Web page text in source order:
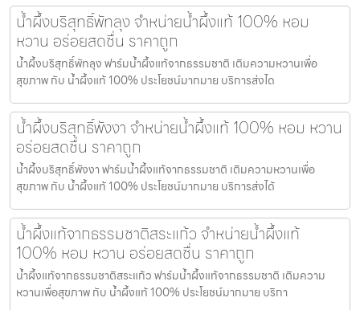
น้ำผึ้งบริสุทธิ์พัทลุง จำหน่ายน้ำผึ้งแท้ 100% หอม
หวาน อร่อยสดชื่น ราคาถูก
น้ำผึ้งบริสุทธิ์พัทลุง ฟาร์มน้ำผึ้งแท้จากธรรมชาติ เติมความหวานเพื่อ
สุขภาพ กับ น้ำผึ้งแท้ 100% ประโยชน์มากมาย บริการส่งได
น้ำผึ้งบริสุทธิ์พังงา จำหน่ายน้ำผึ้งแท้ 100% หอม หวาน
อร่อยสดชื่น ราคาถูก
น้ำผึ้งบริสุทธิ์พังงา ฟาร์มน้ำผึ้งแท้จากธรรมชาติ เติมความหวานเพื่อ
สุขภาพ กับ น้ำผึ้งแท้ 100% ประโยชน์มากมาย บริการส่งได้
น้ำผึ้งแท้จากธรรมชาติสระแก้ว จำหน่ายน้ำผึ้งแท้
100% หอม หวาน อร่อยสดชื่น ราคาถูก
น้ำผึ้งแท้จากธรรมชาติสระแก้ว ฟาร์มน้ำผึ้งแท้จากธรรมชาติ เติมความ
หวานเพื่อสุขภาพ กับ น้ำผึ้งแท้ 100% ประโยชน์มากมาย บริกา